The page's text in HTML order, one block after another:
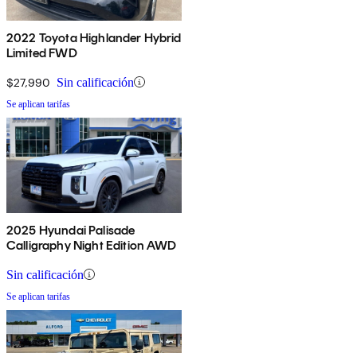
2022 Toyota Highlander Hybrid
Limited FWD
$27,990 Sin calificación
Se aplican tarifas
2025 Hyundai Palisade
Calligraphy Night Edition AWD
Sin calificación
Se aplican tarifas